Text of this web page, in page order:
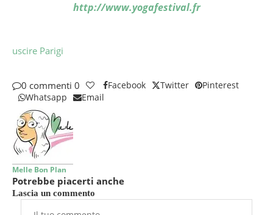
http://www.yogafestival.fr
uscire Parigi
0 commenti 0 Facebook Twitter
Pinterest
Whatsapp
Email
Melle Bon Plan
Potrebbe piacerti anche
Lascia un commento